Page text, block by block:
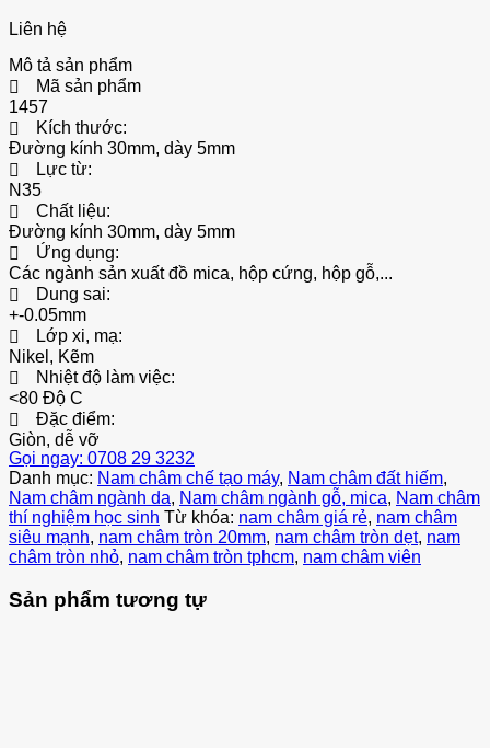
Liên hệ
Mô tả sản phẩm
Mã sản phẩm
1457
Kích thước:
Đường kính 30mm, dày 5mm
Lực từ:
N35
Chất liệu:
Đường kính 30mm, dày 5mm
Ứng dụng:
Các ngành sản xuất đồ mica, hộp cứng, hộp gỗ,...
Dung sai:
+-0.05mm
Lớp xi, mạ:
Nikel, Kẽm
Nhiệt độ làm việc:
<80 Độ C
Đặc điểm:
Giòn, dễ vỡ
Gọi ngay: 0708 29 3232
Danh mục: Nam châm chế tạo máy, Nam châm đất hiếm,
Nam châm ngành da, Nam châm ngành gỗ, mica, Nam châm
thí nghiệm học sinh Từ khóa: nam châm giá rẻ, nam châm
siêu mạnh, nam châm tròn 20mm, nam châm tròn dẹt, nam
châm tròn nhỏ, nam châm tròn tphcm, nam châm viên
Sản phẩm tương tự